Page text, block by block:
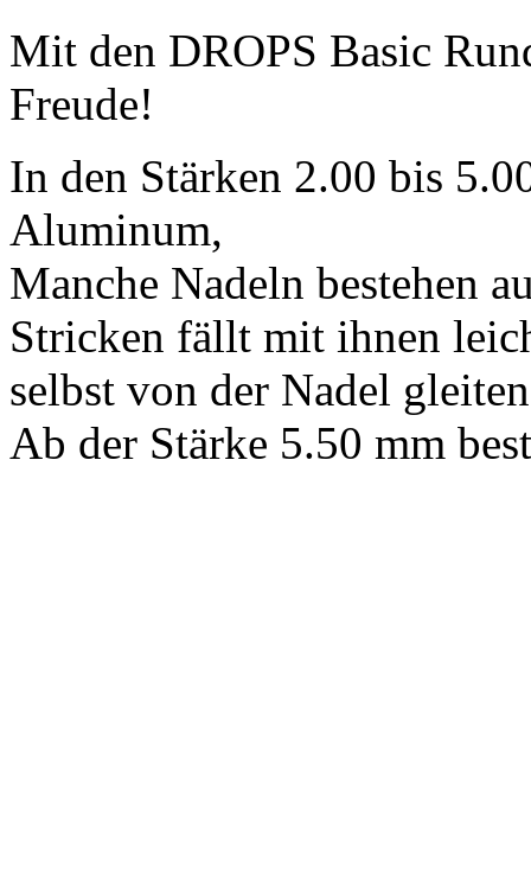
Mit den DROPS Basic
Freude!
In den Stärken 2.00 bis
Aluminum,
Manche Nadeln bestehen
Stricken fällt mit ihnen
selbst von der Nadel
Ab der Stärke 5.50 mm